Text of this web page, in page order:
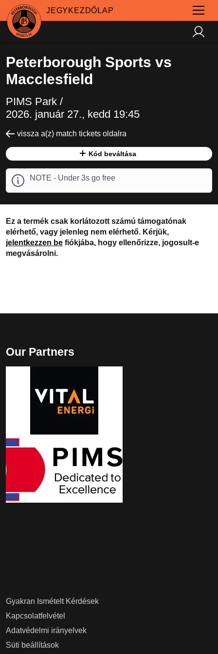
JEGYKEZDŐLAP
Peterborough Sports vs
Macclesfield
PIMS Park /
2026. január 27., kedd 19:45
vissza a(z) match tickets oldalra
Kód beváltása
NOTE - Under 3s go free
Ez a termék csak korlátozott számú támogatónak
elérhető, vagy jelenleg nem elérhető. Kérjük,
jelentkezzen be fiókjába, hogy ellenőrizze, jogosult-e
megvásárolni.
Gyakran Ismételt Kérdések
Kapcsolatfelvétel
Adatvédelmi irányelvek
Süti beállítások
Our Partners